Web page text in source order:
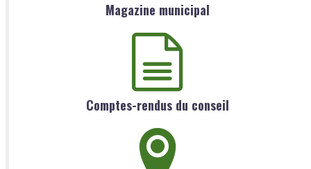
Magazine municipal
Comptes-rendus du conseil